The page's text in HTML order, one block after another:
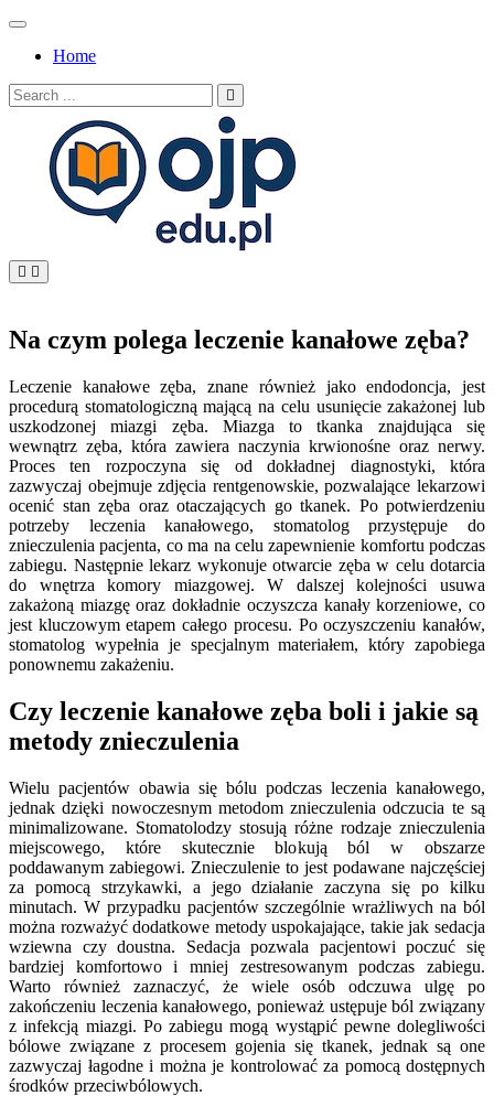
Skip
contentHome
Search
for:
Na czym polega leczenie kanałowe zęba?
Leczenie kanałowe zęba, znane również jako endodoncja, jest
procedurą stomatologiczną mającą na celu usunięcie zakażonej lub
uszkodzonej miazgi zęba. Miazga to tkanka znajdująca się
wewnątrz zęba, która zawiera naczynia krwionośne oraz nerwy.
Proces ten rozpoczyna się od dokładnej diagnostyki, która
zazwyczaj obejmuje zdjęcia rentgenowskie, pozwalające lekarzowi
ocenić stan zęba oraz otaczających go tkanek. Po potwierdzeniu
potrzeby leczenia kanałowego, stomatolog przystępuje do
znieczulenia pacjenta, co ma na celu zapewnienie komfortu podczas
zabiegu. Następnie lekarz wykonuje otwarcie zęba w celu dotarcia
do wnętrza komory miazgowej. W dalszej kolejności usuwa
zakażoną miazgę oraz dokładnie oczyszcza kanały korzeniowe, co
jest kluczowym etapem całego procesu. Po oczyszczeniu kanałów,
stomatolog wypełnia je specjalnym materiałem, który zapobiega
ponownemu zakażeniu.
Czy leczenie kanałowe zęba boli i jakie są
metody znieczulenia
Wielu pacjentów obawia się bólu podczas leczenia kanałowego,
jednak dzięki nowoczesnym metodom znieczulenia odczucia te są
minimalizowane. Stomatolodzy stosują różne rodzaje znieczulenia
miejscowego, które skutecznie blokują ból w obszarze
poddawanym zabiegowi. Znieczulenie to jest podawane najczęściej
za pomocą strzykawki, a jego działanie zaczyna się po kilku
minutach. W przypadku pacjentów szczególnie wrażliwych na ból
można rozważyć dodatkowe metody uspokajające, takie jak sedacja
wziewna czy doustna. Sedacja pozwala pacjentowi poczuć się
bardziej komfortowo i mniej zestresowanym podczas zabiegu.
Warto również zaznaczyć, że wiele osób odczuwa ulgę po
zakończeniu leczenia kanałowego, ponieważ ustępuje ból związany
z infekcją miazgi. Po zabiegu mogą wystąpić pewne dolegliwości
bólowe związane z procesem gojenia się tkanek, jednak są one
zazwyczaj łagodne i można je kontrolować za pomocą dostępnych
środków przeciwbólowych.